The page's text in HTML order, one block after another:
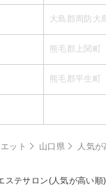
大島郡周防大
熊毛郡上関町
熊毛郡平生町
ット 山口県 人気
ステサロン(人気が高い